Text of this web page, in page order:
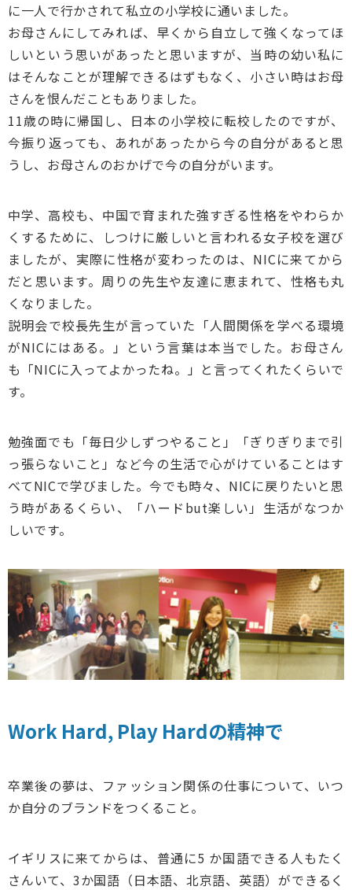
に一人で行かされて私立の小学校に通いました。
お母さんにしてみれば、早くから自立して強くなってほ
しいという思いがあったと思いますが、当時の幼い私に
はそんなことが理解できるはずもなく、小さい時はお母
さんを恨んだこともありました。
11歳の時に帰国し、日本の小学校に転校したのですが、
今振り返っても、あれがあったから今の自分があると思
うし、お母さんのおかげで今の自分がいます。
中学、高校も、中国で育まれた強すぎる性格をやわらか
くするために、しつけに厳しいと言われる女子校を選び
ましたが、実際に性格が変わったのは、NICに来てから
だと思います。周りの先生や友達に恵まれて、性格も丸
くなりました。
説明会で校長先生が言っていた「人間関係を学べる環境
がNICにはある。」という言葉は本当でした。お母さん
も「NICに入ってよかったね。」と言ってくれたくらいで
す。
勉強面でも「毎日少しずつやること」「ぎりぎりまで引
っ張らないこと」など今の生活で心がけていることはす
べてNICで学びました。今でも時々、NICに戻りたいと思
う時があるくらい、「ハードbut楽しい」生活がなつか
しいです。
Work Hard, Play Hardの精神で
卒業後の夢は、ファッション関係の仕事について、いつ
か自分のブランドをつくること。
イギリスに来てからは、普通に5 か国語できる人もたく
さんいて、3か国語（日本語、北京語、英語）ができるく